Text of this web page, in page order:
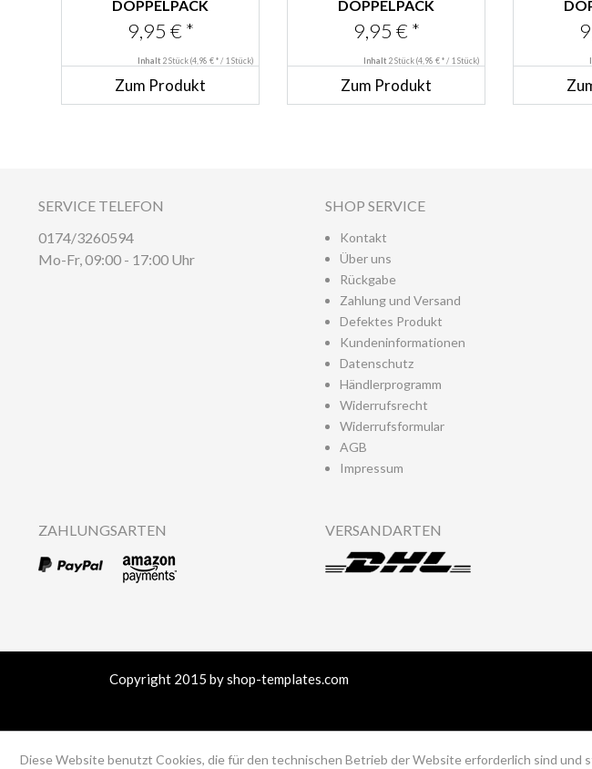
DOPPELPACK
KLEIDERHAKEN
WANDHAKEN...
9,95 € *
Inhalt 2 Stück(4,98 € * / 1 Stück)
Zum Produkt
DOPPELPACK
KLEIDERHAKEN
WANDHAKEN...
9,95 € *
Inhalt 2 Stück(4,98 € * / 1 Stück)
Zum Produkt
SERVICE TELEFON
0174/3260594
Mo-Fr, 09:00 - 17:00 Uhr
SHOP SERVICE
Kontakt
Über uns
Rückgabe
Zahlung und Versand
Defektes Produkt
Kundeninformationen
Datenschutz
Händlerprogramm
Widerrufsrecht
Widerrufsformular
AGB
Impressum
ZAHLUNGSARTEN VERSANDARTEN
Copyright 2015 by shop-templates.com
Diese Website benutzt Cookies, die für den technischen Betrieb der Website erforderlich sind und